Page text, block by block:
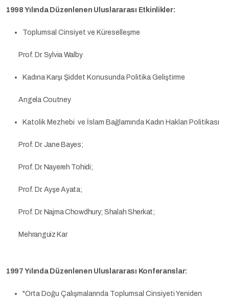
1998 Yılında Düzenlenen Uluslararası Etkinlikler:
Toplumsal Cinsiyet ve Küreselleşme
Prof. Dr. Sylvia Walby
Kadına Karşı Şiddet Konusunda Politika Geliştirme
Angela Coutney
Katolik Mezhebi ve İslam Bağlamında Kadın Hakları Politikası
Prof. Dr. Jane Bayes;
Prof. Dr. Nayereh Tohidi;
Prof. Dr. Ayşe Ayata;
Prof. Dr. Najma Chowdhury; Shalah Sherkat;
Mehranguiz Kar
1997 Yılında Düzenlenen Uluslararası Konferanslar:
"Orta Doğu Çalışmalarında Toplumsal Cinsiyeti Yeniden